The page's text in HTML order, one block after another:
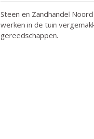
Steen en Zandhandel
werken in de tuin
gereedschappen.